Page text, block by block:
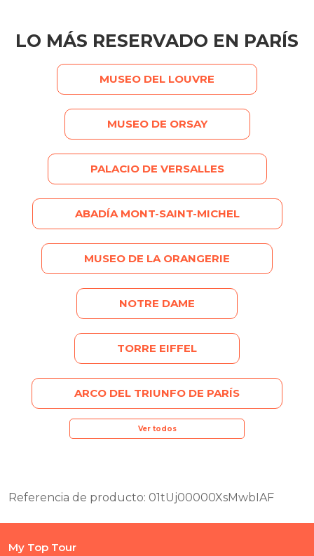
LO MÁS RESERVADO EN PARÍS
MUSEO DEL LOUVRE
MUSEO DE ORSAY
PALACIO DE VERSALLES
ABADÍA MONT-SAINT-MICHEL
MUSEO DE LA ORANGERIE
NOTRE DAME
TORRE EIFFEL
ARCO DEL TRIUNFO DE PARÍS
Ver todos
Referencia de producto: 01tUj00000XsMwbIAF
My Top Tour